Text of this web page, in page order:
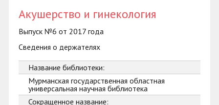
Акушерство и гинекология
Выпуск №6 от 2017 года
Сведения о держателях
Название библиотеки:
Мурманская государственная областная
универсальная научная библиотека
Сокращенное название: